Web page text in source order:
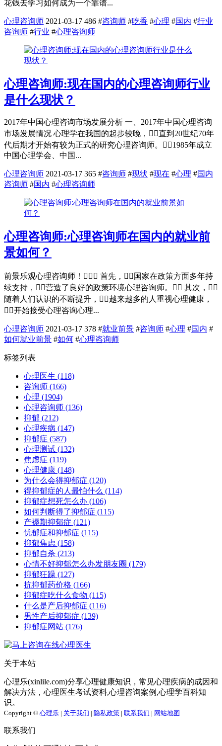
花钱去学习如何成为一个靠谱...
心理咨询师 2021-03-17 486 #咨询师 #吃香 #心理 #国内 #行业
咨询师 #行业 #心理咨询师
心理咨询师:现在国内的心理咨询师行业
是什么现状？
2017年中国心理咨询市场发展分析 一、2017年中国心理咨询
市场发展情况 心理学在我国的起步较晚，直到20世纪70年
代后期才开始有较为正式的研究心理咨询师。1985年成立
中国心理学会、中国...
心理咨询师 2021-03-17 365 #咨询师 #现状 #现在 #心理 #国内
咨询师 #国内 #心理咨询师
心理咨询师:心理咨询师在国内的就业前
景如何？
前景乐观心理咨询师！ 首先，国家在政策方面多年持
续支持，营造了良好的政策环境心理咨询师。 其次，
随着人们认识的不断提升，越来越多的人重视心理健康，
开始接受心理咨询心理...
心理咨询师 2021-03-17 378 #就业前景 #咨询师 #心理 #国内 #
如何就业前景 #如何 #心理咨询师
标签列表
心理医生 (118)
咨询师 (166)
心理 (1904)
心理咨询师 (136)
抑郁 (212)
心理疾病 (147)
抑郁症 (587)
心理测试 (132)
焦虑症 (119)
心理健康 (148)
为什么会得抑郁症 (120)
得抑郁症的人最怕什么 (114)
抑郁症想死怎么办 (106)
如何判断得了抑郁症 (115)
产褥期抑郁症 (121)
忧郁症和抑郁症 (115)
抑郁焦虑 (158)
抑郁自杀 (213)
心情不好抑郁怎么办发朋友圈 (179)
抑郁狂躁 (127)
抗抑郁药价格 (166)
抑郁症吃什么食物 (115)
什么是产后抑郁症 (116)
男性产后抑郁症 (139)
抑郁症网站 (176)
关于本站
心理乐(xinlile.com)分享心理健康知识，常见心理疾病的成因和
解决方法，心理医生考试资料,心理咨询案例,心理学百科知
识。
Copyright © 心理乐 | 关于我们 | 隐私政策 | 联系我们 | 网站地图
联系我们